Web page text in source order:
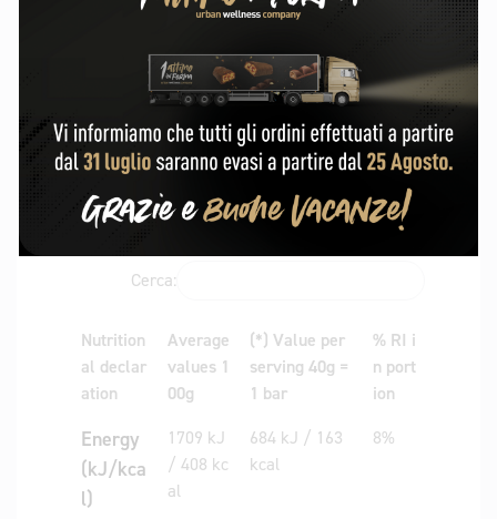
additional information
Visualizza
elementi
Cerca:
Nutrition
al declar
ation
Average
values 1
00g
(*) Value per
serving 40g =
1 bar
% RI i
n port
ion
Energy
(kJ/kca
l)
1709 kJ
/ 408 kc
al
684 kJ / 163
kcal
8%